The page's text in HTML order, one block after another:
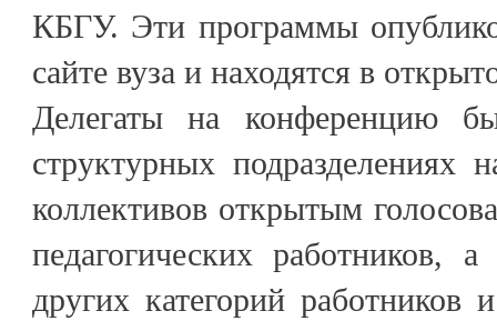
КБГУ. Эти программы
сайте вуза и находятся в
Делегаты на конференцию
структурных подразделениях
коллективов открытым
педагогических работников,
других категорий работников